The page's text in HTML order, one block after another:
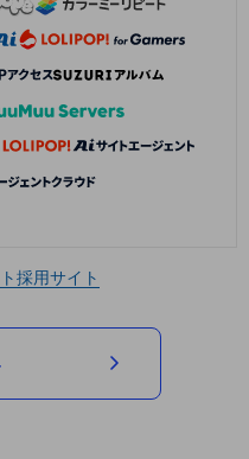
採用サイト